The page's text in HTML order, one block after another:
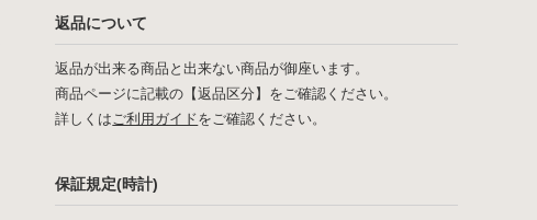
返品について
返品が出来る商品と出来ない商品が御座います。
商品ページに記載の【返品区分】をご確認ください。
詳しくはご利用ガイドをご確認ください。
保証規定(時計)